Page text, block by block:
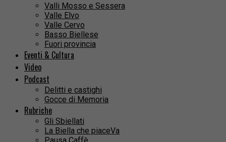
Valli Mosso e Sessera
Valle Elvo
Valle Cervo
Basso Biellese
Fuori provincia
Eventi & Cultura
Video
Podcast
Delitti e castighi
Gocce di Memoria
Rubriche
Gli Sbiellati
La Biella che piaceVa